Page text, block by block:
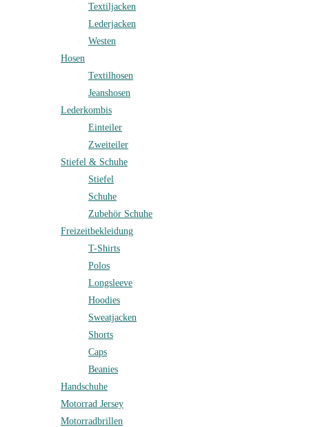
Textiljacken
Lederjacken
Westen
Hosen
Textilhosen
Jeanshosen
Lederkombis
Einteiler
Zweiteiler
Stiefel & Schuhe
Stiefel
Schuhe
Zubehör Schuhe
Freizeitbekleidung
T-Shirts
Polos
Longsleeve
Hoodies
Sweatjacken
Shorts
Caps
Beanies
Handschuhe
Motorrad Jersey
Motorradbrillen